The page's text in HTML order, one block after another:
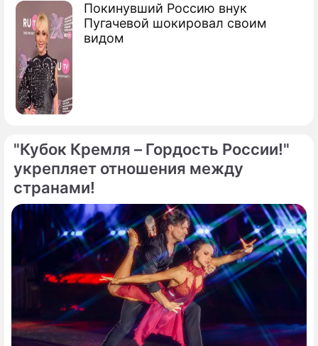
Покинувший Россию внук
Пугачевой шокировал своим
видом
"Кубок Кремля – Гордость России!"
укрепляет отношения между
странами!